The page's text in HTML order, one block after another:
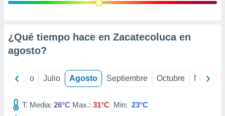
e
mediante
de
¿Qué tiempo hace en Zacatecoluca en
agosto?
Junio Julio Agosto Septiembre Octubre
T. Media: 26°C Max.: 31°C Min: 23°C